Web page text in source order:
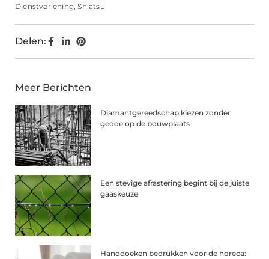
Dienstverlening,Shiatsu
Delen:
Meer Berichten
Diamantgereedschap kiezen zonder
gedoe op de bouwplaats
Een stevige afrastering begint bij de juiste
gaaskeuze
Handdoeken bedrukken voor de horeca: